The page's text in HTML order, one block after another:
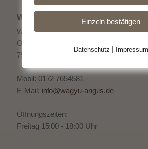
WAGYU ANGUS
Werner & Cornelia Volk
Grunbacher Str. 101
75180 Pforzheim
Mobil: 0172 7654581
E-Mail: info@wagyu-angus.de
Öffnungszeiten:
Freitag 15:00 - 18:00 Uhr
Einzeln bestätigen
Datenschutz | Impressum